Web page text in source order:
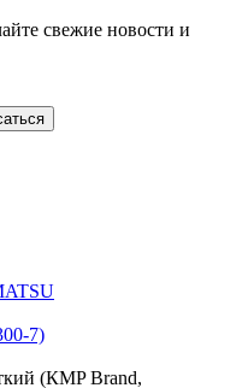
свежие новости и
7)
(КMP Brand,